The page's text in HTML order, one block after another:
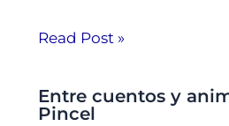
Read Post »
Entre cuentos y
Pincel